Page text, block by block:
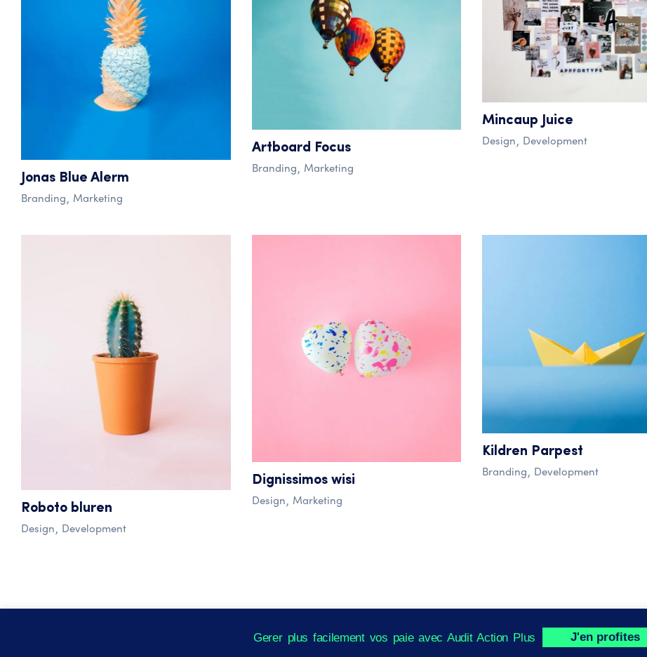
Jonas Blue Alerm
Branding Marketing
Artboard Focus
Branding Marketing
Mincaup Juice
Design Development
Roboto bluren
Design Development
Dignissimos wisi
Design Marketing
Kildren Parpest
Branding Development
Nous utilisons des cookies pour vous offrir la meilleure expérience possible. Vous pouvez modifier vos préférences via l'onglet Paramètres,
ou cliquer sur "Tout accepter" pour une expérience optimale..Gerer plus facilement vos paie avec Audit Action Plus J'en profites